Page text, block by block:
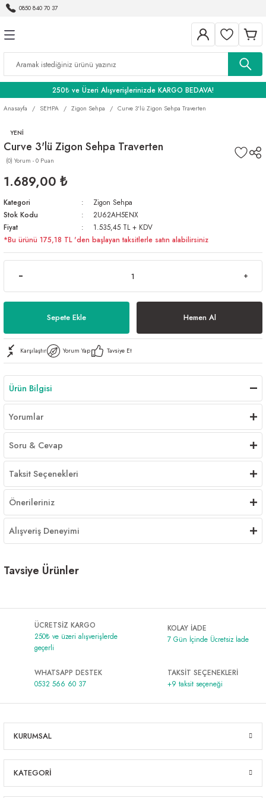
0850 840 70 37
250₺ ve Üzeri Alışverişlerinizde KARGO BEDAVA!
Anasayfa SEHPA Zigon Sehpa Curve 3'lü Zigon Sehpa Traverten
YENİ
Curve 3'lü Zigon Sehpa Traverten
(0) Yorum - 0 Puan
1.689,00 ₺
Kategori
Zigon Sehpa
Stok Kodu
2U62AH5ENX
Fiyat
1.535,45 TL + KDV
*Bu ürünü 175,18 TL 'den başlayan taksitlerle satın alabilirsiniz
Sepete Ekle Hemen Al
Karşılaştır Yorum Yap Tavsiye Et
Ürün Bilgisi
Yorumlar
Soru & Cevap
Taksit Seçenekleri
Önerileriniz
Alışveriş Deneyimi
Tavsiye Ürünler
1.689,00 ₺ 1.689,00 ₺
ÜCRETSİZ KARGO
250₺ ve üzeri alışverişlerde
geçerli
KOLAY İADE
7 Gün İçinde Ücretsiz İade
WHATSAPP DESTEK
0532 566 60 37
TAKSİT SEÇENEKLERİ
+9 taksit seçeneği
KURUMSAL
KATEGORİ